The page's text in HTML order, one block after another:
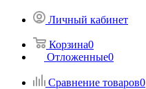
Личный кабинет
Корзина0
Отложенные0
Сравнение товаров0